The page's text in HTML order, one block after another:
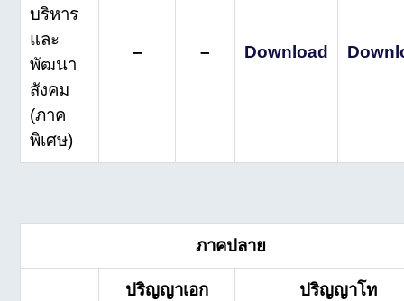
บริหาร
และ
พัฒนา
สังคม
(ภาค
พิเศษ)
– – Download
ภาคปลาย
ปริญญาเอก ปริญญาโท